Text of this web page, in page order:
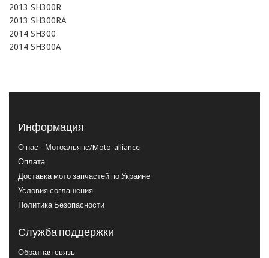
2013 SH300R
2013 SH300RA
2014 SH300
2014 SH300A
Информация
О нас - Мотоальянс/Moto-alliance
Оплата
Доставка мото запчастей по Украине
Условия соглашения
Политика Безопасности
Служба поддержки
Обратная связь